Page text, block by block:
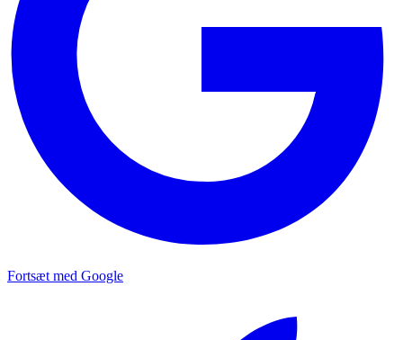
Fortsæt med Google